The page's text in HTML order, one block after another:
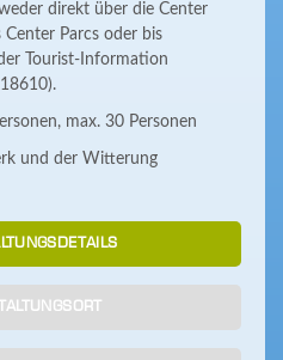
direkt über die Center
Center Parcs oder bis
Tourist-Information
max. 30 Personen
und der Witterung